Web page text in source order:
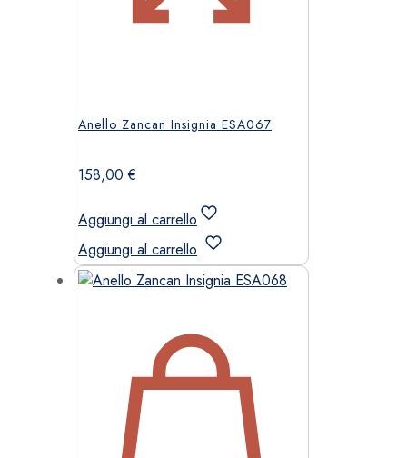
Anello Zancan Insignia ESA067
158,00€
Aggiungi al carrello
Aggiungi al carrello